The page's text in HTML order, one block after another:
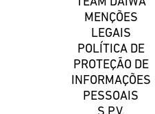
TEAM DAIWA
MENÇÕES
LEGAIS
POLÍTICA DE
PROTEÇÃO DE
INFORMAÇÕES
PESSOAIS